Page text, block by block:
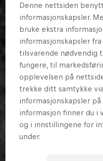
Denne nettsiden
informasjonskapsler.
bruke ekstra
informasjonskapsler
tilsvarende nødvendig
fungere, til
opplevelsen på
trekke ditt samtykke
informasjonskapsler
informasjon finner du i
og i innstillingene for
under.